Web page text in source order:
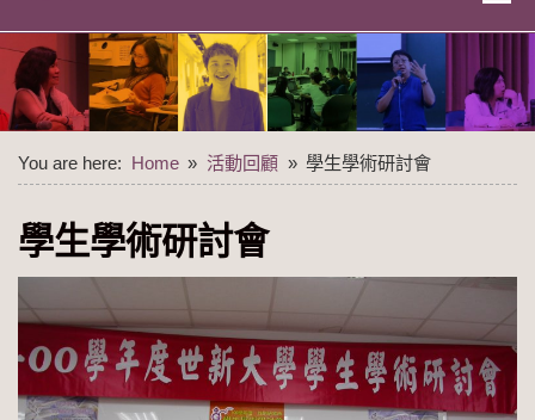
You are here: Home 活動回顧 學生學術研討會
學生學術研討會